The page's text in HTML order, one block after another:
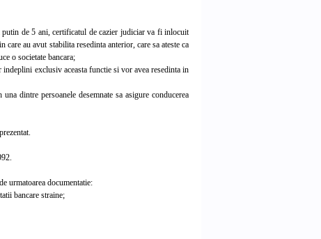
de 5 ani, certificatul de cazier judiciar va fi inlocuit
au avut stabilita resedinta anterior, care sa ateste ca
o societate bancara;
exclusiv aceasta functie si vor avea resedinta in
dintre persoanele desemnate sa asigure conducerea
urmatoarea documentatie:
bancare straine;